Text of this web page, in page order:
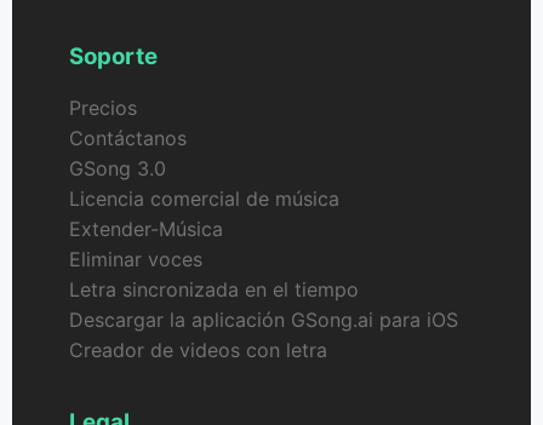
Soporte
Precios
Contáctanos
GSong 3.0
Licencia comercial de música
Extender-Música
Eliminar voces
Letra sincronizada en el tiempo
Descargar la aplicación GSong.ai para iOS
Creador de videos con letra